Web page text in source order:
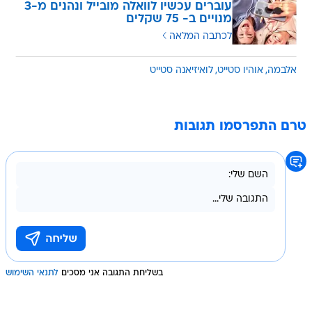
עוברים עכשיו לוואלה מובייל ונהנים מ-3
מנויים ב- 75 שקלים
לכתבה המלאה
אלבמה אוהיו סטייט לואיזיאנה סטייט
טרם התפרסמו תגובות
בשליחת התגובה אני מסכים לתנאי השימוש